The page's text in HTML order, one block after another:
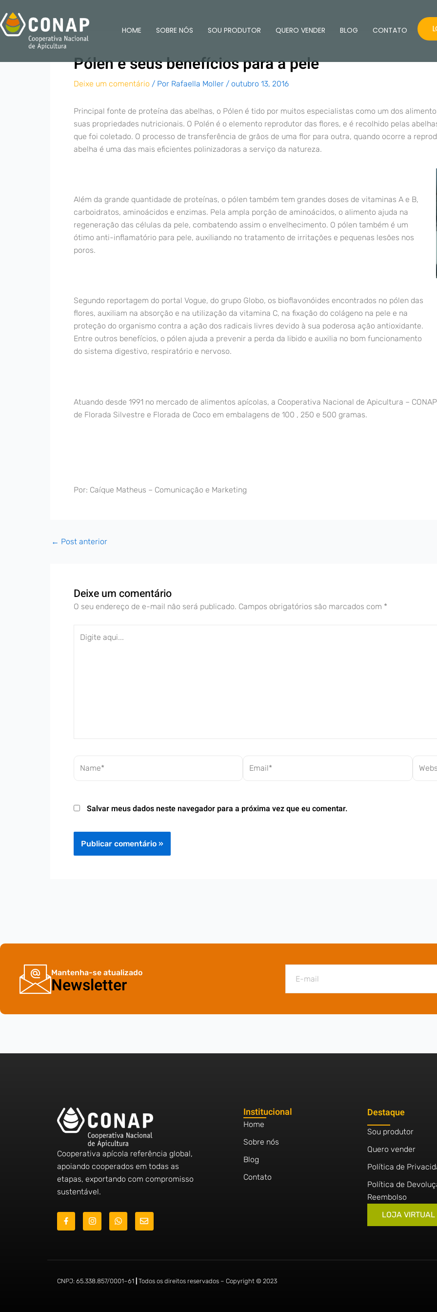
para
o
conteúdo
HOME SOBRE NÓS SOU PRODUTOR QUERO VENDER BLOG CONTATO
Pólen e seus benefícios para a pele
Deixe um comentário / Por Rafaella Moller / outubro 13, 2016
Principal fonte de proteína das abelhas, o Pólen é tido por muitos especialistas como um dos
suas propriedades nutricionais. O Polén é o elemento reprodutor das flores, e é recolhido pelas
que foi coletado. O processo de transferência de grãos de uma flor para outra, quando ocorre a
abelha é uma das mais eficientes polinizadoras a serviço da natureza.
Além da grande quantidade de proteínas, o pólen também tem grandes doses de vitaminas A e B,
carboidratos, aminoácidos e enzimas. Pela ampla porção de aminoácidos, o alimento ajuda na
regeneração das células da pele, combatendo assim o envelhecimento. O pólen também é um
ótimo anti-inflamatório para pele, auxiliando no tratamento de irritações e pequenas lesões nos
poros.
Segundo reportagem do portal Vogue, do grupo Globo, os bioflavonóides encontrados no pólen das
flores, auxiliam na absorção e na utilização da vitamina C, na fixação do colágeno na pele e na
proteção do organismo contra a ação dos radicais livres devido à sua poderosa ação antioxidante.
Entre outros benefícios, o pólen ajuda a prevenir a perda da libido e auxilia no bom funcionamento
do sistema digestivo, respiratório e nervoso.
Atuando desde 1991 no mercado de alimentos apícolas, a Cooperativa Nacional de Apicultura –
de Florada Silvestre e Florada de Coco em embalagens de 100 , 250 e 500 gramas.
Por: Caíque Matheus – Comunicação e Marketing
← Post anterior
Deixe um comentário
O seu endereço de e-mail não será publicado. Campos obrigatórios são marcados com *
Digite
Name* Email*
Salvar meus dados neste navegador para a próxima vez que eu comentar.
Mantenha-se atualizado
Newsletter
Cooperativa apícola referência global,
apoiando cooperados em todas as
etapas, exportando com compromisso
sustentável.
J
k
i
b
I
n
s
m
W
h
a
E
n
v
Institucional
Home
Sobre nós
Blog
Contato
Destaque
Sou produtor
Quero vender
Política de
Política de
Reembolso
LOJA VIRTUAL
CNPJ: 65.338.857/0001–61 Todos os direitos reservados – Copyright © 2023